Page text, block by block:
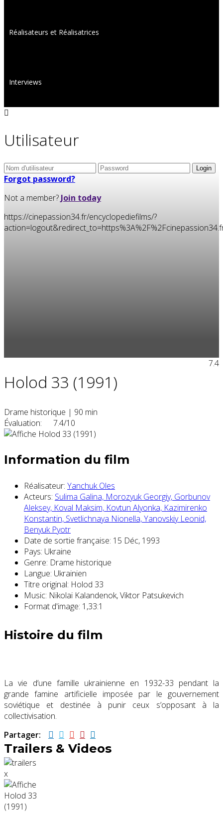
Réalisateurs et Réalisatrices
Interviews
Utilisateur
Forgot password?
Not a member? Join today
https://cinepassion34.fr/encyclopediefilms/?
Holod 33 (1991)
Drame historique | 90 min
Évaluation:
7.4/10
7.4
Information du film
Réalisateur: Yanchuk Oles
Acteurs: Sulima Galina, Morozyuk Georgiy, Gorbunov
Aleksey, Koval Maksim, Kovtun Alyonka, Kazimirenko
Konstantin, Svetlichnaya Nionella,Yanovskiy Leonid,
Benyuk Pyotr
Date de sortie française: 15 Déc, 1993
Pays: Ukraine
Genre: Drame historique
Langue: Ukrainien
Titre original: Holod 33
Music: Nikolai Kalandenok, Viktor Patsukevich
Format d'image: 1,33:1
Histoire du film
La vie d’une famille ukrainienne en 1932-33 pendant la
grande famine artificielle imposée par le gouvernement
soviétique et destinée à punir ceux s’opposant à la
collectivisation.
Partager:
Trailers & Videos
x